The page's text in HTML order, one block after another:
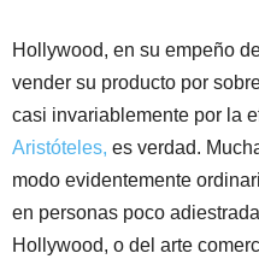
Hollywood, en su empeño
vender su producto por
casi invariablemente por la
Aristóteles, es verdad.
modo evidentemente
en personas poco
Hollywood, o del arte